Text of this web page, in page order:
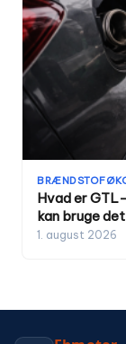
Hvad er
kan bruge
1. august 2026